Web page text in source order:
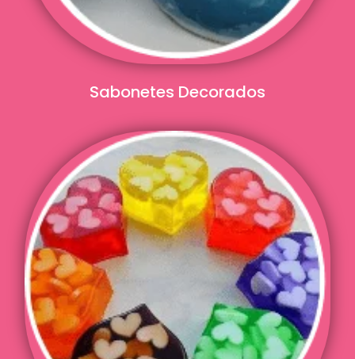
Sabonetes Decorados